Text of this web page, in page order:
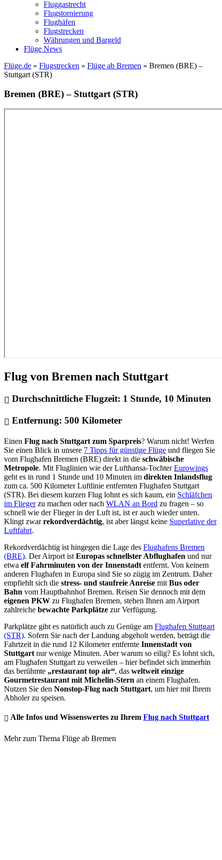
Fluggastrecht
Flugstornierung
Flughäfen
Flugstrecken
Währungen und Bargeld
Flüge News
Flüge.de » Flugstrecken » Flüge ab Bremen » Bremen (BRE) –
Stuttgart (STR)
Bremen (BRE) – Stuttgart (STR)
Flug von Bremen nach Stuttgart
Durchschnittliche Flugzeit: 1 Stunde, 10 Minuten
Entfernung: 500 Kilometer
Einen Flug nach Stuttgart zum Sparpreis? Warum nicht! Werfen
Sie einen Blick in unsere 7 Tipps für günstige Flüge und fliegen Sie
vom Flughafen Bremen (BRE) direkt in die schwäbische
Metropole. Mit Fluglinien wie der Lufthansa-TochterEurowings
geht es in rund 1 Stunde und 10 Minuten im direkten Inlandsflug
zum ca. 500 Kilometer Luftlinie entfernten Flughafen Stuttgart
(STR). Bei diesem kurzen Flug lohnt es sich kaum, ein Schläfchen
im Fliegerzu machen oder nach WLAN an Bord zu fragen – so
schnell wie der Flieger in der Luft ist, ist er auch wieder unten.
Klingt zwarrekordverdächtig, ist aber längst keine Superlative der
Luftfahrt.
Rekordverdächtig ist hingegen die Lage des Flughafens Bremen
(BRE). Der Airport ist Europas schnellster Abflughafen und nur
etwa elf Fahrminuten von der Innenstadt entfernt. Von keinem
anderen Flughafen in Europa sind Sie so zügig im Zentrum. Daher
empfiehlt sich die stress- und staufreie Anreise mit Bus oder
Bahn vom Hauptbahnhof Bremen. Reisen Sie dennoch mit dem
eigenen PKW zu Flughafen Bremen, stehen Ihnen am Airport
zahlreiche bewachte Parkplätze zur Verfügung.
Parkplätze gibt es natürlich auch zu Genüge am Flughafen Stuttgart
(STR). Sofern Sie nach der Landung abgeholt werden, beträgt die
Fahrtzeit in die rund 12 Kilometer entfernte Innenstadt von
Stuttgart nur wenige Minuten. Aber warum so eilig? Es lohnt sich,
am Flughafen Stuttgart zu verweilen – hier befindet sich immerhin
das berühmte „restaurant top air“, das weltweit einzige
Gourmetrestaurant mit Michelin-Stern an einem Flughafen.
Nutzen Sie den Nonstop-Flug nach Stuttgart, um hier mit Ihrem
Abholer zu speisen.
Alle Infos und Wissenswertes zu Ihrem Flug nach Stuttgart
Mehr zum Thema Flüge ab Bremen